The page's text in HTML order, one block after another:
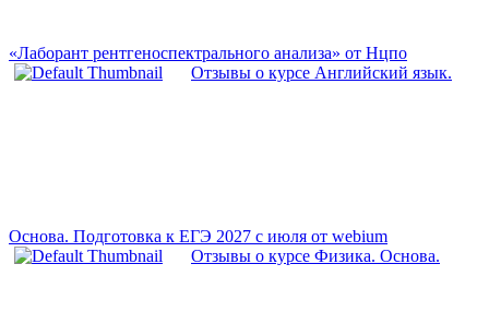
«Лаборант рентгеноспектрального анализа» от Нцпо
Отзывы о курсе Английский язык.
Основа. Подготовка к ЕГЭ 2027 с июля от webium
Отзывы о курсе Физика. Основа.